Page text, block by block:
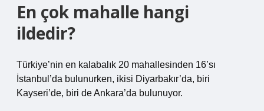
En çok mahalle hangi
ildedir?
Türkiye’nin en kalabalık 20 mahallesinden 16’sı
İstanbul’da bulunurken, ikisi Diyarbakır’da, biri
Kayseri’de, biri de Ankara’da bulunuyor.